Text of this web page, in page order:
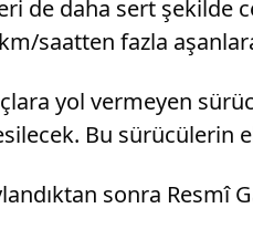
de daha sert şekilde
saatten fazla
yol vermeyen
Bu sürücülerin
sonra